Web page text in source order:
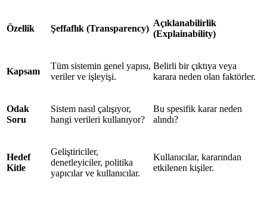
Özellik Şeffaflık (Transparency)
Açıklanabilirlik
(Explainability)
Kapsam
Tüm sistemin genel yapısı,
veriler ve işleyişi.
Belirli bir çıktıya veya
karara neden olan faktörler.
Odak
Soru
Sistem nasıl çalışıyor,
hangi verileri kullanıyor?
Bu spesifik karar neden
alındı?
Hedef
Kitle
Geliştiriciler,
denetleyiciler, politika
yapıcılar ve kullanıcılar.
Kullanıcılar, kararından
etkilenen kişiler.